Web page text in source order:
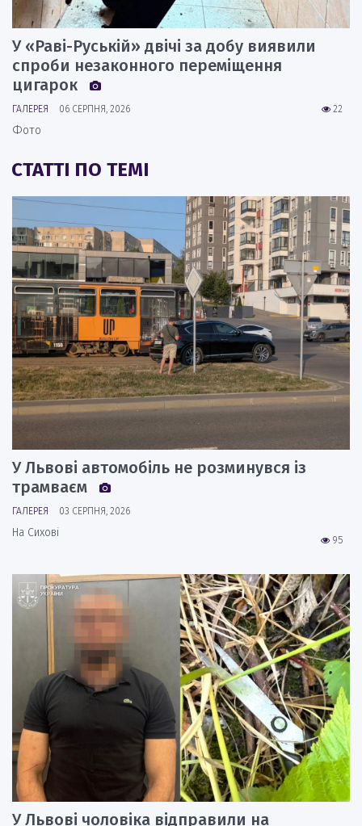
У «Раві-Руській» двічі за добу виявили
спроби незаконного переміщення
цигарок
22
ГАЛЕРЕЯ 06 СЕРПНЯ, 2026
Фото
СТАТТІ ПО ТЕМІ
У Львові автомобіль не розминувся із
трамваєм
ГАЛЕРЕЯ 03 СЕРПНЯ, 2026
95
На Сихові
У Львові чоловіка відправили на